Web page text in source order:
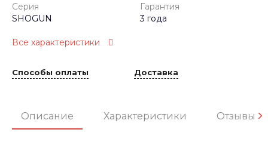
Серия
SHOGUN
Гарантия
3 года
Все характеристики
Способы оплаты Доставка
Описание Характеристики Отзывы